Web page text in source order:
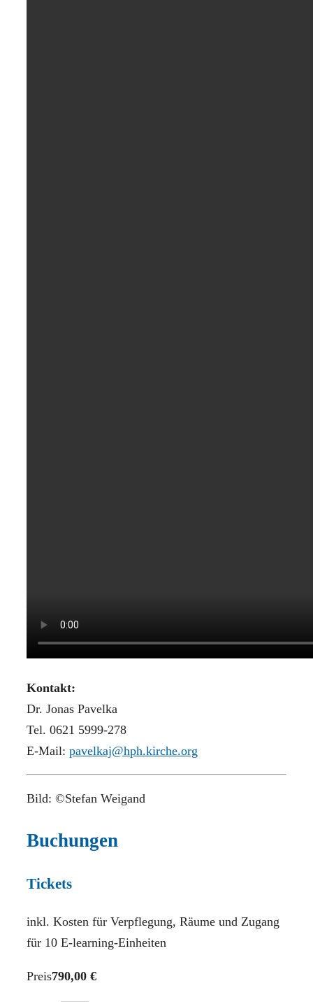
Kontakt:
Dr. Jonas Pavelka
Tel. 0621 5999-278
E-Mail: pavelkaj@hph.kirche.org
Bild: ©Stefan Weigand
Buchungen
Tickets
inkl. Kosten für Verpflegung, Räume und Zugang
für 10 E-learning-Einheiten
Preis790,00 €